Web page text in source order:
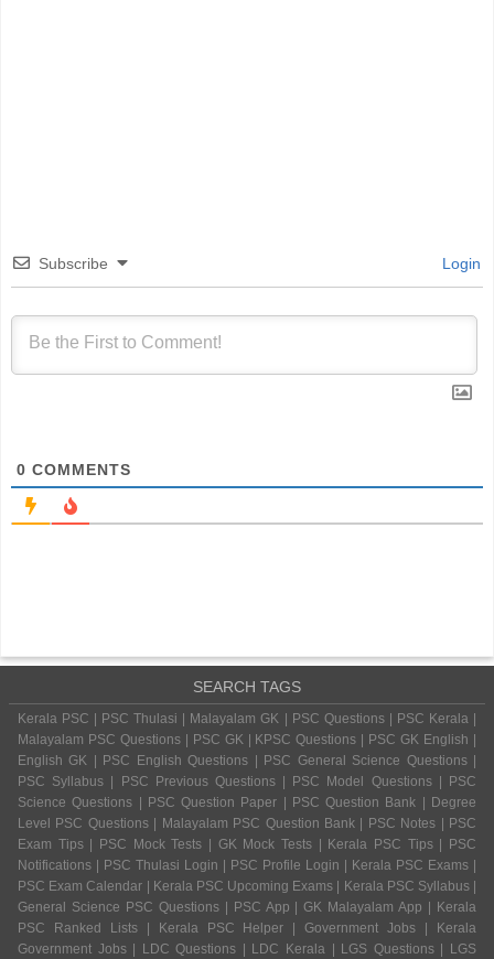
Subscribe Login
0 COMMENTS
SEARCH TAGS
Kerala PSC | PSC Thulasi | Malayalam GK | PSC Questions | PSC Kerala |
Malayalam PSC Questions | PSC GK | KPSC Questions | PSC GK English |
English GK | PSC English Questions | PSC General Science Questions |
PSC Syllabus | PSC Previous Questions | PSC Model Questions | PSC
Science Questions | PSC Question Paper | PSC Question Bank | Degree
Level PSC Questions | Malayalam PSC Question Bank | PSC Notes | PSC
Exam Tips | PSC Mock Tests | GK Mock Tests | Kerala PSC Tips | PSC
Notifications | PSC Thulasi Login | PSC Profile Login | Kerala PSC Exams |
PSC Exam Calendar | Kerala PSC Upcoming Exams | Kerala PSC Syllabus |
General Science PSC Questions | PSC App | GK Malayalam App | Kerala
PSC Ranked Lists | Kerala PSC Helper | Government Jobs | Kerala
Government Jobs | LDC Questions | LDC Kerala | LGS Questions | LGS